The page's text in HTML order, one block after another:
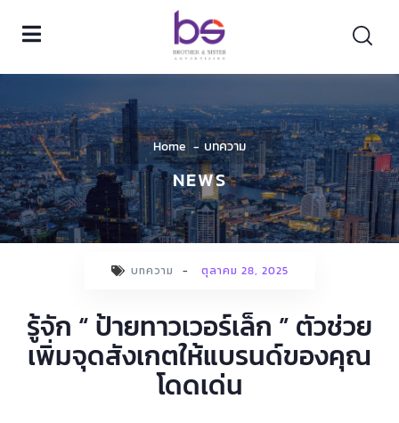
Home บทความ
NEWS
บทความ - ตุลาคม 28, 2025
รู้จัก “ ป้ายทาวเวอร์เล็ก ” ตัวช่วย
เพิ่มจุดสังเกตให้แบรนด์ของคุณ
โดดเด่น